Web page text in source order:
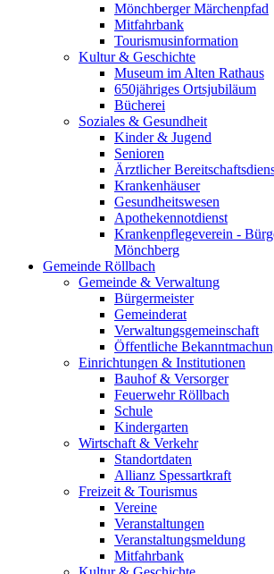
Mönchberger Märchenpfad
Mitfahrbank
Tourismusinformation
Kultur & Geschichte
Museum im Alten Rathaus
650jähriges Ortsjubiläum
Bücherei
Soziales & Gesundheit
Kinder & Jugend
Senioren
Ärztlicher
Krankenhäuser
Gesundheitswesen
Apothekennotdienst
Krankenpflegeverein -
Mönchberg
Gemeinde Röllbach
Gemeinde & Verwaltung
Bürgermeister
Gemeinderat
Verwaltungsgemeinschaft
Öffentliche
Einrichtungen & Institutionen
Bauhof & Versorger
Feuerwehr Röllbach
Schule
Kindergarten
Wirtschaft & Verkehr
Standortdaten
Allianz Spessartkraft
Freizeit & Tourismus
Vereine
Veranstaltungen
Veranstaltungsmeldung
Mitfahrbank